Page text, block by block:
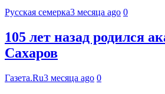
Русская семерка3 месяца ago 0
105 лет назад родился
Сахаров
Газета.Ru3 месяца ago 0